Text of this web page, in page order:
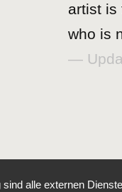
artist is
who is
—
alle externen